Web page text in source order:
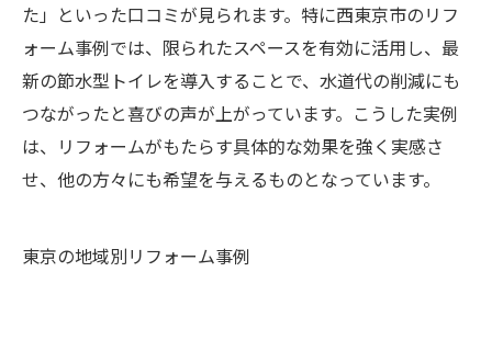
た」といった口コミが見られます。特に西東京市のリフ
ォーム事例では、限られたスペースを有効に活用し、最
新の節水型トイレを導入することで、水道代の削減にも
つながったと喜びの声が上がっています。こうした実例
は、リフォームがもたらす具体的な効果を強く実感さ
せ、他の方々にも希望を与えるものとなっています。
東京の地域別リフォーム事例